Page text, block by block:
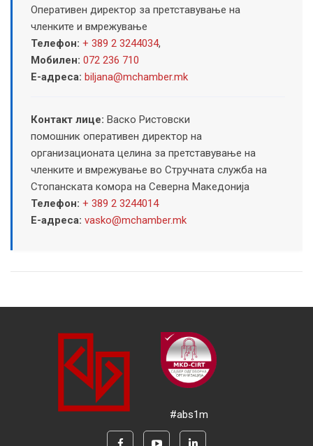
Оперативен директор за претставување на
членките и вмрежување
Телефон: + 389 2 3244034,
Мобилен: 072 236 710
Е-адреса: biljana@mchamber.mk
Контакт лице: Васко Ристовски
помошник оперативен директор на
организационата целина за претставување на
членките и вмрежување во Стручната служба на
Стопанската комора на Северна Македонија
Телефон: + 389 2 3244014
Е-адреса: vasko@mchamber.mk
#abs1m